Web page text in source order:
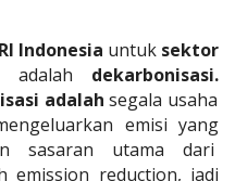
Indonesia untuk sektor
adalah dekarbonisasi.
adalah segala usaha
emisi yang
sasaran utama dari
emission reduction, jadi